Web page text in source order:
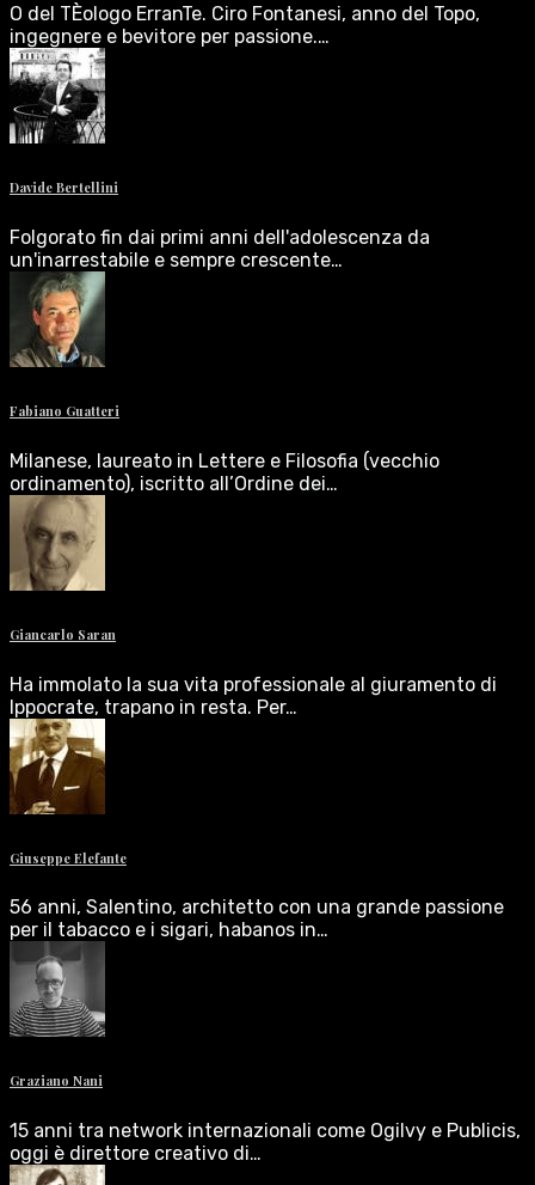
O del TÈologo ErranTe. Ciro Fontanesi, anno del Topo,
ingegnere e bevitore per passione.…
Davide Bertellini
Folgorato fin dai primi anni dell'adolescenza da
un'inarrestabile e sempre crescente…
Fabiano Guatteri
Milanese, laureato in Lettere e Filosofia (vecchio
ordinamento), iscritto all’Ordine dei…
Giancarlo Saran
Ha immolato la sua vita professionale al giuramento di
Ippocrate, trapano in resta. Per…
Giuseppe Elefante
56 anni, Salentino, architetto con una grande passione
per il tabacco e i sigari, habanos in…
Graziano Nani
15 anni tra network internazionali come Ogilvy e Publicis,
oggi è direttore creativo di…